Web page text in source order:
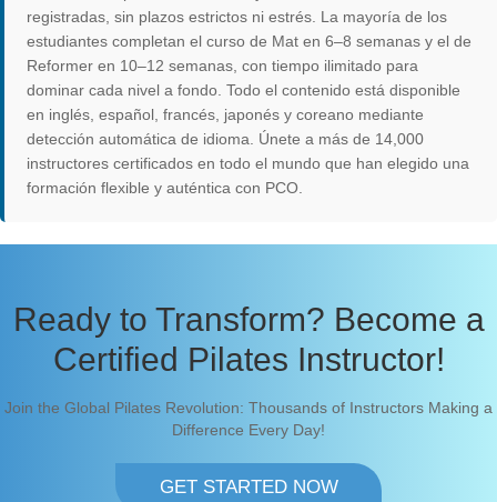
registradas, sin plazos estrictos ni estrés. La mayoría de los
estudiantes completan el curso de Mat en 6–8 semanas y el de
Reformer en 10–12 semanas, con tiempo ilimitado para
dominar cada nivel a fondo. Todo el contenido está disponible
en inglés, español, francés, japonés y coreano mediante
detección automática de idioma. Únete a más de 14,000
instructores certificados en todo el mundo que han elegido una
formación flexible y auténtica con PCO.
Ready to Transform? Become a
Certified Pilates Instructor!
Join the Global Pilates Revolution: Thousands of Instructors Making a
Difference Every Day!
GET STARTED NOW